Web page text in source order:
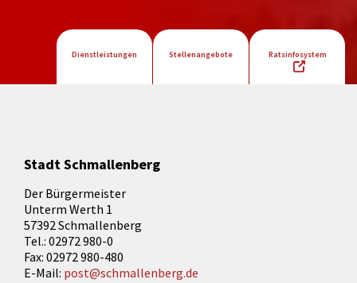
Dienstleistungen Stellenangebote Ratsinfosystem
Stadt Schmallenberg
Der Bürgermeister
Unterm Werth 1
57392 Schmallenberg
Tel.: 02972 980-0
Fax: 02972 980-480
E-Mail: post@schmallenberg.de